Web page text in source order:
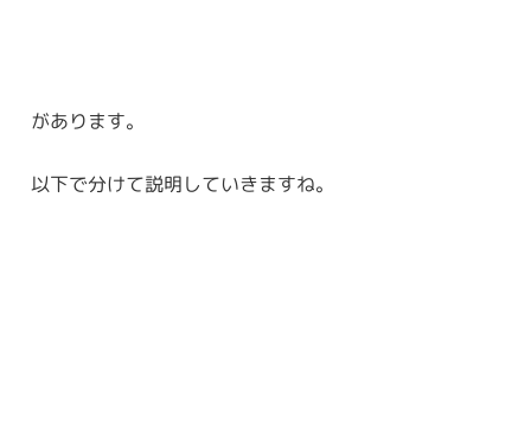
があります。
以下で分けて説明していきますね。